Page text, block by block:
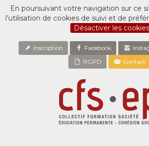
En poursuivant votre navigation sur ce
l’utilisation de cookies de suivi et de
Désactiver les cookies
Inscription Facebook
RGPD
Contact